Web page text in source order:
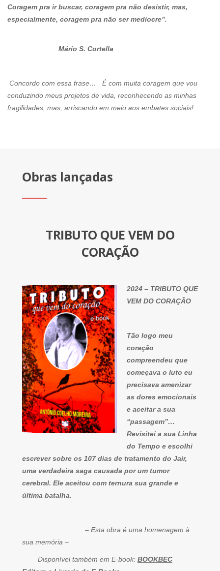
Coragem pra ir buscar, coragem pra não desistir, mas,
especialmente, coragem pra não ser medíocre”.
Mário S. Cortella
Concordo com essa frase… É com muita coragem que vou
conduzindo meus projetos de vida, reconhecendo as minhas
fragilidades, mas, arriscando em meio aos embates sociais!
Obras lançadas
TRIBUTO QUE VEM DO
CORAÇÃO
2024 – TRIBUTO QUE
VEM DO CORAÇÃO
Tão logo meu
coração
compreendeu que
começava o luto eu
precisava amenizar
as dores emocionais
e aceitar a sua
“passagem”…
Revisitei a sua Linha
do Tempo e escolhi
escrever sobre os 107 dias de tratamento do Jair,
uma verdadeira saga causada por um tumor
cerebral. Ele aceitou com ternura sua grande e
última batalha.
– Esta obra é uma homenagem à
sua memória –
Disponível também em E-book: BOOKBEC